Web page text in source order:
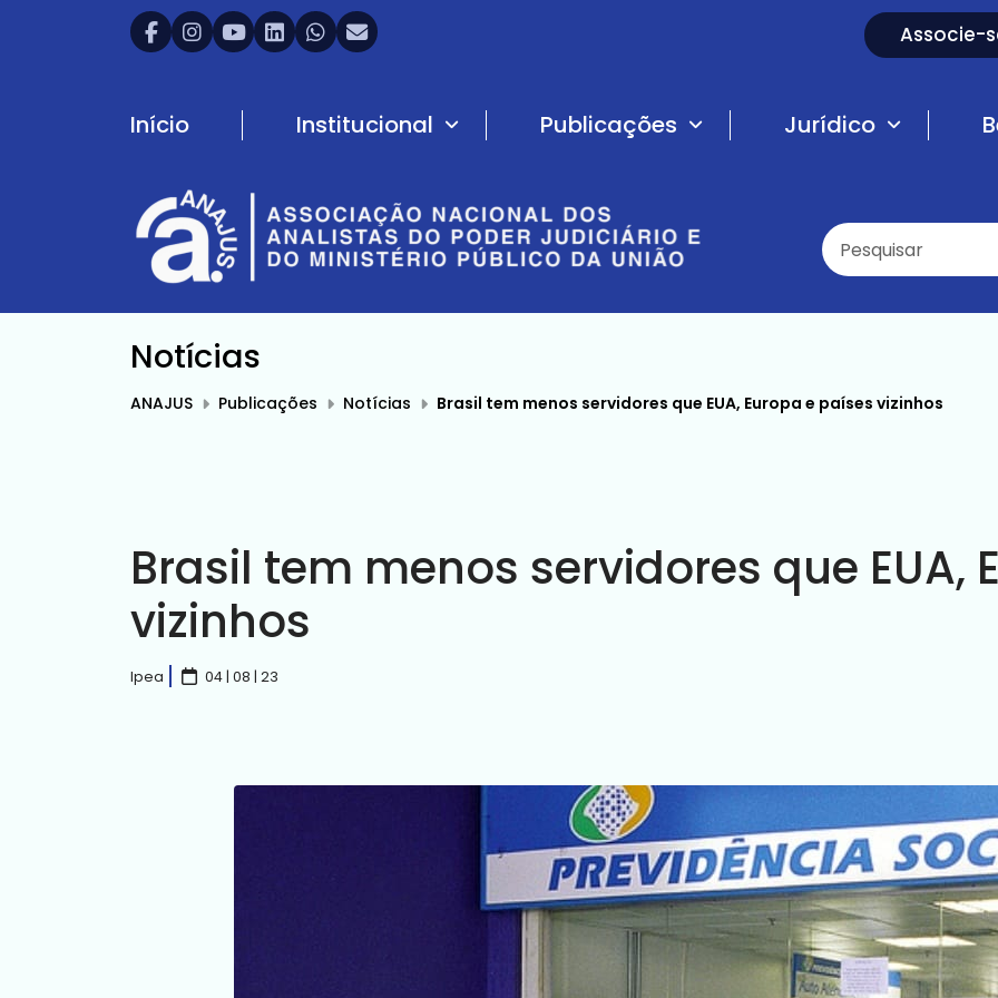
Associe-
Início Institucional Publicações Jurídico
Notícias
ANAJUS Publicações Notícias Brasil tem menos servidores que EUA, Europa e países vizinhos
Brasil tem menos servidores que EUA,
vizinhos
Ipea 04 | 08 | 23